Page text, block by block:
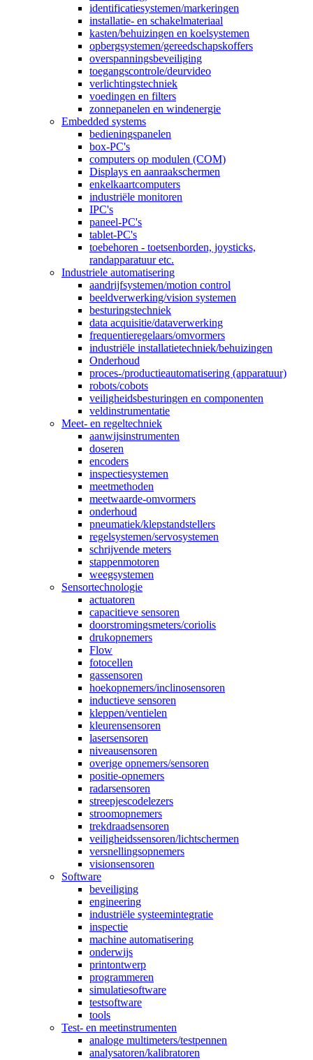
identificatiesystemen/markeringen
installatie- en schakelmateriaal
kasten/behuizingen en koelsystemen
opbergsystemen/gereedschapskoffers
overspanningsbeveiliging
toegangscontrole/deurvideo
verlichtingstechniek
voedingen en filters
zonnepanelen en windenergie
Embedded systems
bedieningspanelen
box-PC's
computers op modulen (COM)
Displays en aanraakschermen
enkelkaartcomputers
industriële monitoren
IPC's
paneel-PC's
tablet-PC's
toebehoren - toetsenborden, joysticks,
randapparatuur etc.
Industriele automatisering
aandrijfsystemen/motion control
beeldverwerking/vision systemen
besturingstechniek
data acquisitie/dataverwerking
frequentieregelaars/omvormers
industriële installatietechniek/behuizingen
Onderhoud
proces-/productieautomatisering (apparatuur)
robots/cobots
veiligheidsbesturingen en componenten
veldinstrumentatie
Meet- en regeltechniek
aanwijsinstrumenten
doseren
encoders
inspectiesystemen
meetmethoden
meetwaarde-omvormers
onderhoud
pneumatiek/klepstandstellers
regelsystemen/servosystemen
schrijvende meters
stappenmotoren
weegsystemen
Sensortechnologie
actuatoren
capacitieve sensoren
doorstromingsmeters/coriolis
drukopnemers
Flow
fotocellen
gassensoren
hoekopnemers/inclinosensoren
inductieve sensoren
kleppen/ventielen
kleurensensoren
lasersensoren
niveausensoren
overige opnemers/sensoren
positie-opnemers
radarsensoren
streepjescodelezers
stroomopnemers
trekdraadsensoren
veiligheidssensoren/lichtschermen
versnellingsopnemers
visionsensoren
Software
beveiliging
engineering
industriële systeemintegratie
inspectie
machine automatisering
onderwijs
printontwerp
programmeren
simulatiesoftware
testsoftware
tools
Test- en meetinstrumenten
analoge multimeters/testpennen
analysatoren/kalibratoren